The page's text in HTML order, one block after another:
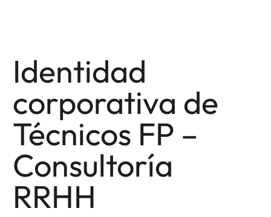
Identidad
corporativa de
Técnicos FP –
Consultoría
RRHH